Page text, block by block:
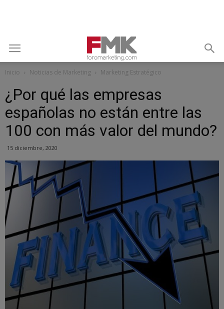
Inicio Noticias de Marketing Marketing Estratégico
¿Por qué las empresas
españolas no están entre las
100 con más valor del mundo?
15 diciembre, 2020